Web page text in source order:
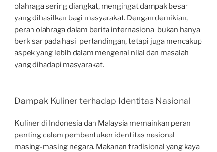
olahraga sering diangkat, mengingat dampak besar
yang dihasilkan bagi masyarakat. Dengan demikian,
peran olahraga dalam berita internasional bukan hanya
berkisar pada hasil pertandingan, tetapi juga mencakup
aspek yang lebih dalam mengenai nilai dan masalah
yang dihadapi masyarakat.
Dampak Kuliner terhadap Identitas Nasional
Kuliner di Indonesia dan Malaysia memainkan peran
penting dalam pembentukan identitas nasional
masing-masing negara. Makanan tradisional yang kaya